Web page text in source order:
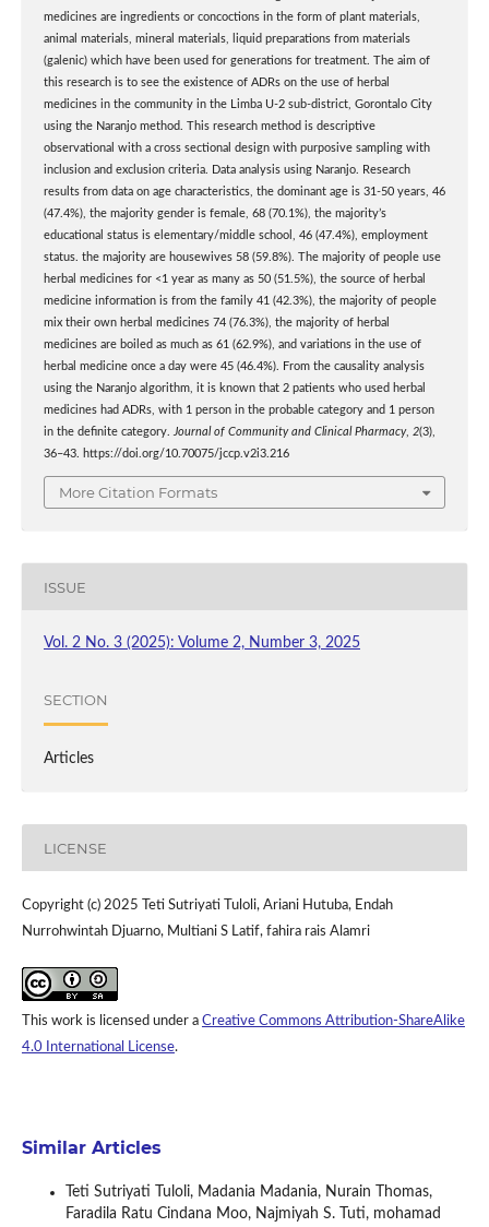
medicines are ingredients or concoctions in the form of plant materials,
animal materials, mineral materials, liquid preparations from materials
(galenic) which have been used for generations for treatment. The aim of
this research is to see the existence of ADRs on the use of herbal
medicines in the community in the Limba U-2 sub-district, Gorontalo City
using the Naranjo method. This research method is descriptive
observational with a cross sectional design with purposive sampling with
inclusion and exclusion criteria. Data analysis using Naranjo. Research
results from data on age characteristics, the dominant age is 31-50 years, 46
(47.4%), the majority gender is female, 68 (70.1%), the majority’s
educational status is elementary/middle school, 46 (47.4%), employment
status. the majority are housewives 58 (59.8%). The majority of people use
herbal medicines for <1 year as many as 50 (51.5%), the source of herbal
medicine information is from the family 41 (42.3%), the majority of people
mix their own herbal medicines 74 (76.3%), the majority of herbal
medicines are boiled as much as 61 (62.9%), and variations in the use of
herbal medicine once a day were 45 (46.4%). From the causality analysis
using the Naranjo algorithm, it is known that 2 patients who used herbal
medicines had ADRs, with 1 person in the probable category and 1 person
in the definite category.
Journal of Community and Clinical Pharmacy, 2(3),
36–43. https://doi.org/10.70075/jccp.v2i3.216
More Citation Formats
ISSUE
Vol. 2 No. 3 (2025): Volume 2, Number 3, 2025
SECTION
Articles
LICENSE
Copyright (c) 2025 Teti Sutriyati Tuloli, Ariani Hutuba, Endah
Nurrohwintah Djuarno, Multiani S Latif, fahira rais Alamri
This work is licensed under a Creative Commons Attribution-ShareAlike
4.0 International License.
Similar Articles
Teti Sutriyati Tuloli, Madania Madania, Nurain Thomas,
Faradila Ratu Cindana Moo, Najmiyah S. Tuti, mohamad